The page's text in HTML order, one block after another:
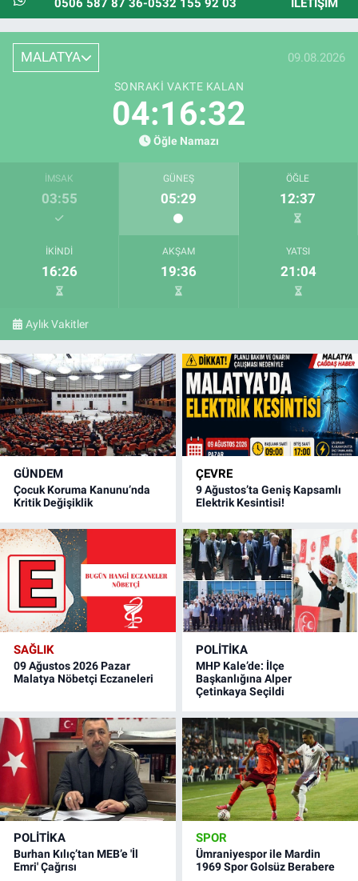
0506 587 87 36-0532 155 92 03 İLETIŞIM
MALATYA 09.08.2026
SONRAKI VAKTE KALAN
04:16:30
Öğle Namazı
İMSAK
03:55
GÜNEŞ
05:29
ÖĞLE
12:37
İKINDI
16:26
AKŞAM
19:36
YATSI
21:04
Aylık Vakitler
GÜNDEM
Çocuk Koruma Kanunu’nda
Kritik Değişiklik
ÇEVRE
9 Ağustos’ta Geniş Kapsamlı
Elektrik Kesintisi!
SAĞLIK
09 Ağustos 2026 Pazar
Malatya Nöbetçi Eczaneleri
POLITIKA
MHP Kale’de: İlçe
Başkanlığına Alper
Çetinkaya Seçildi
POLITIKA
Burhan Kılıç’tan MEB’e 'İl
Emri' Çağrısı
SPOR
Ümraniyespor ile Mardin
1969 Spor Golsüz Berabere